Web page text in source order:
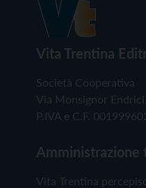
Vita Trentina
Società Cooperativa
Via Monsignor
P.IVA e C.F.
Amministrazione
Vita Trentina